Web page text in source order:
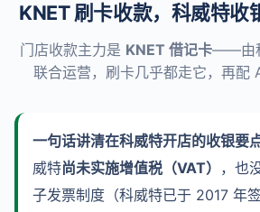
KNET 刷卡收款，科威特收
门店收款主力是 KNET 借记卡——由
联合运营，刷卡几乎都走它，再配
一句话讲清在科威特开店的收银要点
威特尚未实施增值税（VAT） ，也
子发票制度（科威特已于 2017 年